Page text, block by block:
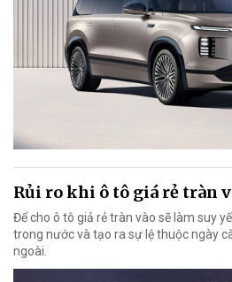
Rủi ro khi ô tô giá rẻ tràn
Để cho ô tô giả rẻ tràn vào sẽ làm suy
trong nước và tạo ra sự lệ thuộc ngày
ngoài.